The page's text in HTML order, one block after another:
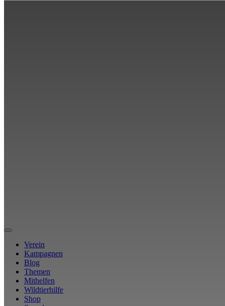
Verein
Kampagnen
Blog
Themen
Mithelfen
Wildtierhilfe
Shop